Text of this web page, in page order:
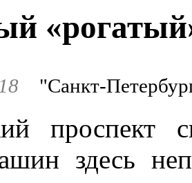
"Санкт-
проспект
здесь